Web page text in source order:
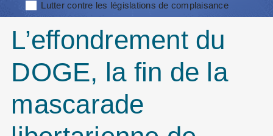
Lutter contre les législations de complaisance
L’effondrement du
DOGE, la fin de la
mascarade